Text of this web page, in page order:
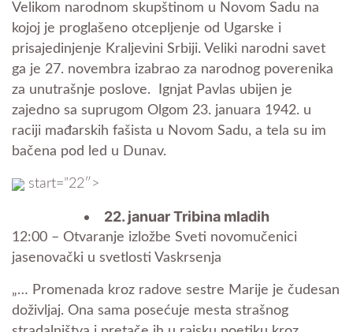
Velikom narodnom skupštinom u Novom Sadu na
kojoj je proglašeno otcepljenje od Ugarske i
prisajedinjenje Kraljevini Srbiji. Veliki narodni savet
ga je 27. novembra izabrao za narodnog poverenika
za unutrašnje poslove. Ignjat Pavlas ubijen je
zajedno sa suprugom Olgom 23. januara 1942. u
raciji mađarskih fašista u Novom Sadu, a tela su im
bačena pod led u Dunav.
start=”22″>
22. januar Tribina mladih
12:00 – Otvaranje izložbe Sveti novomučenici
jasenovački u svetlosti Vaskrsenja
„… Promenada kroz radove sestre Marije je čudesan
doživljaj. Ona sama posećuje mesta strašnog